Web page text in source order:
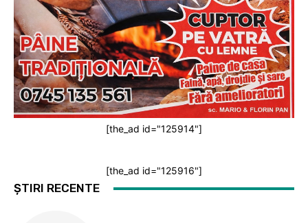
[the_ad id="125914"]
[the_ad id="125916"]
ȘTIRI RECENTE